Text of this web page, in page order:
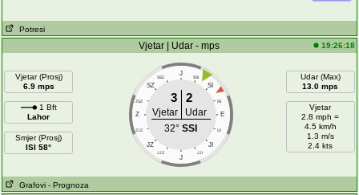
Potresi
Vjetar | Udar - mps 19:26:18
Vjetar (Prosj)
6.9 mps
1 Bft
Lahor
Smjer (Prosj)
ISI 58°
J
SSZ SSI
SZ SI
ZSZ ISI
Z E
ZJZ IJI
JZ JI
JJZ JJI
J
3 2
Vjetar
Udar
32°SSI
Udar (Max)
13.0 mps
Vjetar
2.8 mph =
4.5 km/h
1.3 m/s
2.4 kts
Grafovi - Prognoza